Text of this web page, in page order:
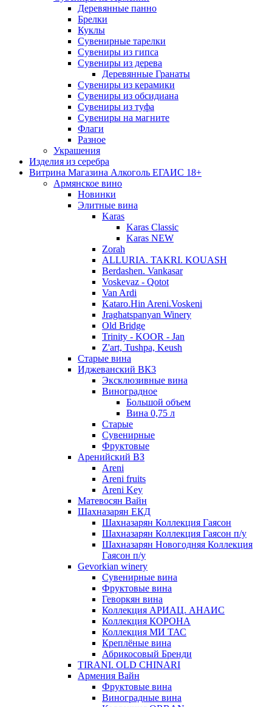
Деревянные панно
Брелки
Куклы
Сувенирные тарелки
Сувениры из гипса
Сувениры из дерева
Деревянные Гранаты
Сувениры из керамики
Сувениры из обсидиана
Сувениры из туфа
Сувениры на магните
Флаги
Разное
Украшения
Изделия из серебра
Витрина Магазина Алкоголь ЕГАИС 18+
Армянское вино
Новинки
Элитные вина
Karas
Karas Classic
Karas NEW
Zorah
ALLURIA. TAKRI. KOUASH
Berdashen. Vankasar
Voskevaz - Qotot
Van Ardi
Kataro.Hin Areni.Voskeni
Jraghatspanyan Winery
Old Bridge
Trinity - KOOR - Jan
Z'art, Tushpa, Keush
Старые вина
Иджеванский ВК3
Эксклюзивные вина
Виноградное
Большой объем
Вина 0,75 л
Старые
Сувенирные
Фруктовые
Аренийский ВЗ
Areni
Areni fruits
Areni Key
Матевосян Вайн
Шахназарян ЕКД
Шахназарян Коллекция Гаясон
Шахназарян Коллекция Гаясон п/у
Шахназарян Новогодняя Коллекция
Гаясон п/у
Gevorkian winery
Сувенирные вина
Фруктовые вина
Геворкян вина
Коллекция АРИАЦ. АНАИС
Коллекция КОРОНА
Коллекция МИ ТАС
Креплёные вина
Абрикосовый Бренди
TIRANI. OLD CHINARI
Армения Вайн
Фруктовые вина
Виноградные вина